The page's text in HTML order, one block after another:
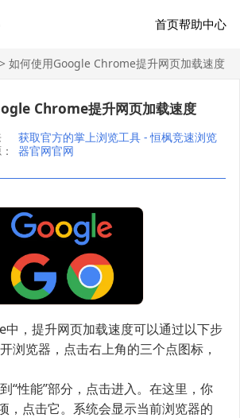
首页帮助中心
如何使用Google Chrome提升网页加载速度
Chrome提升网页加载速度
获取官方的掌上浏览工具 - 恒枫竞速浏览
器官网官网
，提升网页加载速度可以通过以下步
浏览器，点击右上角的三个点图标，
“性能”部分，点击进入。在这里，你
，点击它。系统会显示当前浏览器的